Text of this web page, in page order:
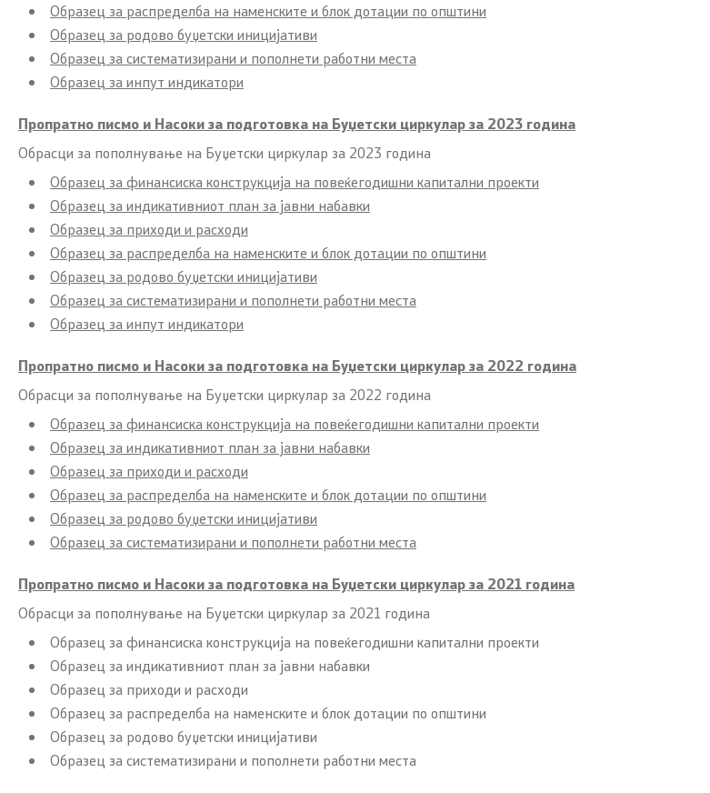
Образец за распределба на наменските и блок дотации по општини
Образец за родово буџетски иницијативи
Образец за систематизирани и пополнети работни места
Образец за инпут индикатори
Пропратно писмо и Насоки за подготовка на Буџетски циркулар за 2023 година
Обрасци за пополнување на Буџетски циркулар за 2023 година
Образец за финансиска конструкција на повеќегодишни капитални проекти
Образец за индикативниот план за јавни набавки
Образец за приходи и расходи
Образец за распределба на наменските и блок дотации по општини
Образец за родово буџетски иницијативи
Образец за систематизирани и пополнети работни места
Образец за инпут индикатори
Пропратно писмо и Насоки за подготовка на Буџетски циркулар за 2022 година
Обрасци за пополнување на Буџетски циркулар за 2022 година
Образец за финансиска конструкција на повеќегодишни капитални проекти
Образец за индикативниот план за јавни набавки
Образец за приходи и расходи
Образец за распределба на наменските и блок дотации по општини
Образец за родово буџетски иницијативи
Образец за систематизирани и пополнети работни места
Пропратно писмо и Насоки за подготовка на Буџетски циркулар за 2021 година
Обрасци за пополнување на Буџетски циркулар за 2021 година
Образец за финансиска конструкција на повеќегодишни капитални проекти
Образец за индикативниот план за јавни набавки
Образец за приходи и расходи
Образец за распределба на наменските и блок дотации по општини
Образец за родово буџетски иницијативи
Образец за систематизирани и пополнети работни места